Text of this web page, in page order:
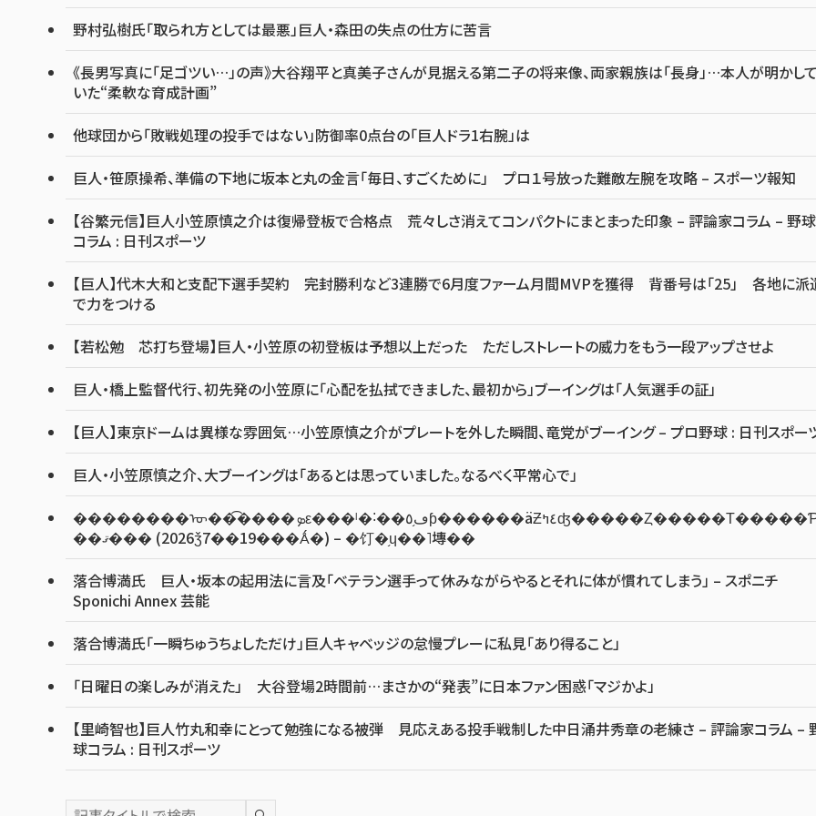
野村弘樹氏「取られ方としては最悪」巨人・森田の失点の仕方に苦言
《長男写真に「足ゴツい…」の声》大谷翔平と真美子さんが見据える第二子の将来像、両家親族は「長身」…本人が明かし
いた“柔軟な育成計画”
他球団から「敗戦処理の投手ではない」防御率0点台の「巨人ドラ1右腕」は
巨人・笹原操希、準備の下地に坂本と丸の金言「毎日、すごくために」 プロ１号放った難敵左腕を攻略 – スポーツ報知
【谷繁元信】巨人小笠原慎之介は復帰登板で合格点 荒々しさ消えてコンパクトにまとまった印象 – 評論家コラム – 野球
コラム : 日刊スポーツ
【巨人】代木大和と支配下選手契約 完封勝利など3連勝で6月度ファーム月間MVPを獲得 背番号は「25」 各地に派
で力をつける
【若松勉 芯打ち登場】巨人・小笠原の初登板は予想以上だった ただしストレートの威力をもう一段アップさせよ
巨人・橋上監督代行、初先発の小笠原に「心配を払拭できました、最初から」ブーイングは「人気選手の証」
【巨人】東京ドームは異様な雰囲気…小笠原慎之介がプレートを外した瞬間、竜党がブーイング – プロ野球 : 日刊スポー
巨人・小笠原慎之介、大ブーイングは「あるとは思っていました。なるべく平常心で」
��������ᡡ��͡����ܤε���ˡ�˸��ڡ֥٥ƥ������äƵ٤ߤʤ�����Ȥ�����Τ�����Ƥ
��ޤ��� (2026ǯ7��19���Ǻ�) – �饤�֥ɥ��˥塼��
落合博満氏 巨人・坂本の起用法に言及「ベテラン選手って休みながらやるとそれに体が慣れてしまう」 – スポニチ
Sponichi Annex 芸能
落合博満氏「一瞬ちゅうちょしただけ」巨人キャベッジの怠慢プレーに私見「あり得ること」
「日曜日の楽しみが消えた」 大谷登場2時間前…まさかの“発表”に日本ファン困惑「マジかよ」
【里崎智也】巨人竹丸和幸にとって勉強になる被弾 見応えある投手戦制した中日涌井秀章の老練さ – 評論家コラム –
球コラム : 日刊スポーツ